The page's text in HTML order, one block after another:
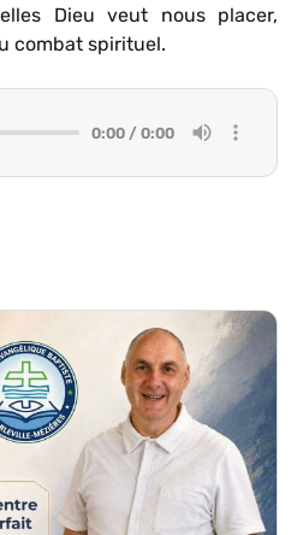
Dieu veut nous placer,
combat spirituel.
0:00 / 0:00